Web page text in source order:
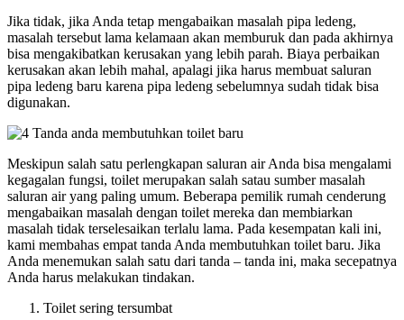
Jika tidak, jika Anda tetap mengabaikan masalah pipa ledeng,
masalah tersebut lama kelamaan akan memburuk dan pada akhirnya
bisa mengakibatkan kerusakan yang lebih parah. Biaya perbaikan
kerusakan akan lebih mahal, apalagi jika harus membuat saluran
pipa ledeng baru karena pipa ledeng sebelumnya sudah tidak bisa
digunakan.
Meskipun salah satu perlengkapan saluran air Anda bisa mengalami
kegagalan fungsi, toilet merupakan salah satau sumber masalah
saluran air yang paling umum. Beberapa pemilik rumah cenderung
mengabaikan masalah dengan toilet mereka dan membiarkan
masalah tidak terselesaikan terlalu lama. Pada kesempatan kali ini,
kami membahas empat tanda Anda membutuhkan toilet baru. Jika
Anda menemukan salah satu dari tanda – tanda ini, maka secepatnya
Anda harus melakukan tindakan.
Toilet sering tersumbat